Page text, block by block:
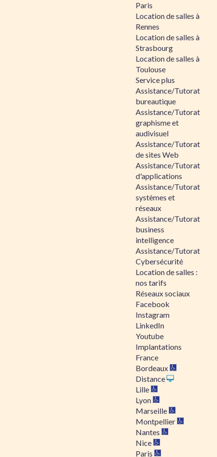
Paris
Location de salles à
Rennes
Location de salles à
Strasbourg
Location de salles à
Toulouse
Service plus
Assistance/Tutorat
bureautique
Assistance/Tutorat
graphisme et
audivisuel
Assistance/Tutorat
de sites Web
Assistance/Tutorat
d'applications
Assistance/Tutorat
systèmes et
réseaux
Assistance/Tutorat
business
intelligence
Assistance/Tutorat
Cybersécurité
Location de salles :
nos tarifs
Réseaux sociaux
Facebook
Instagram
LinkedIn
Youtube
Implantations
France
Bordeaux
Distance
Lille
Lyon
Marseille
Montpellier
Nantes
Nice
Paris